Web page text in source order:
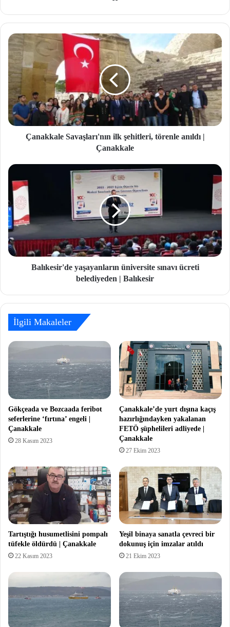
site
si
Çanakkale Savaşları'nın ilk şehitleri, törenle anıldı |
Çanakkale
Balıkesir'de yaşayanların üniversite sınavı ücreti
belediyeden | Balıkesir
İlgili Makaleler
Gökçeada ve Bozcaada feribot
seferlerine ‘fırtına’ engeli |
Çanakkale
28 Kasım 2023
Çanakkale’de yurt dışına kaçış
hazırlığındayken yakalanan
FETÖ şüphelileri adliyede |
Çanakkale
27 Ekim 2023
Tartıştığı husumetlisini pompalı
tüfekle öldürdü | Çanakkale
22 Kasım 2023
Yeşil binaya sanatla çevreci bir
dokunuş için imzalar atıldı
21 Ekim 2023